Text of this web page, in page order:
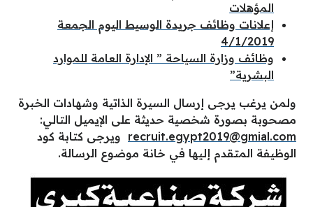
المؤهلات
إعلانات وظائف جريدة الوسيط اليوم الجمعة
4/1/2019
وظائف وزارة السياحة ” الإدارة العامة للموارد
البشرية”
ولمن يرغب يرجى إرسال السيرة الذاتية وشهادات الخبرة
مصحوبة بصورة شخصية حديثة على الإيميل التالي:
recruit.egypt2019@gmial.com ويرجى كتابة كود
الوظيفة المتقدم إليها في خانة موضوع الرسالة.